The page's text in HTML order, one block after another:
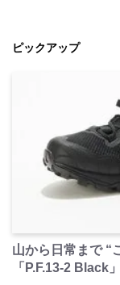
ピックアップ
山から日常まで “
「P.F.13-2 Black